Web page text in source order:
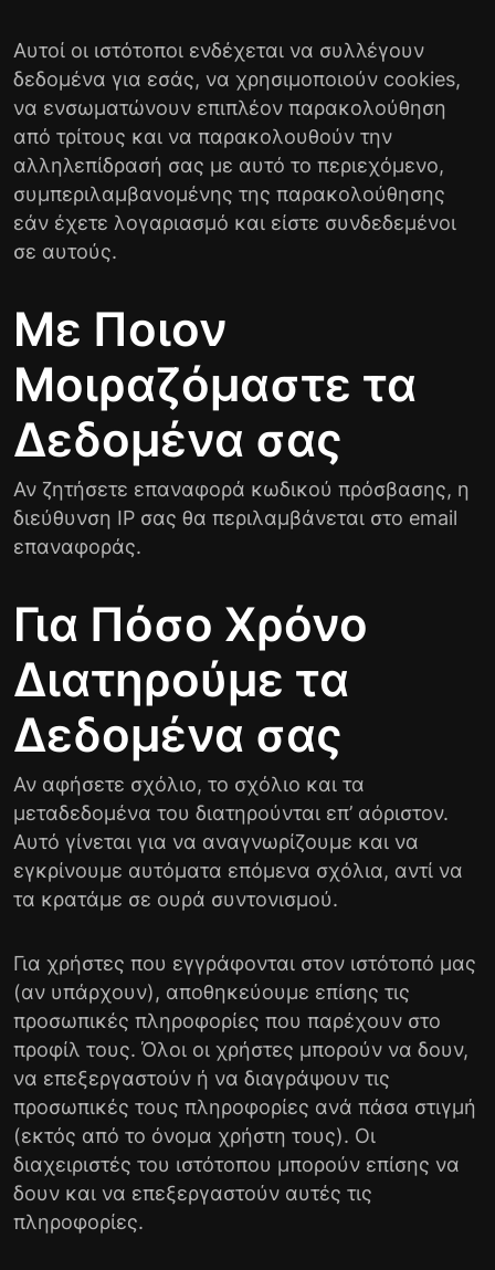
Αυτοί οι ιστότοποι ενδέχεται να συλλέγουν
δεδομένα για εσάς, να χρησιμοποιούν cookies,
να ενσωματώνουν επιπλέον παρακολούθηση
από τρίτους και να παρακολουθούν την
αλληλεπίδρασή σας με αυτό το περιεχόμενο,
συμπεριλαμβανομένης της παρακολούθησης
εάν έχετε λογαριασμό και είστε συνδεδεμένοι
σε αυτούς.
Με Ποιον
Μοιραζόμαστε τα
Δεδομένα σας
Αν ζητήσετε επαναφορά κωδικού πρόσβασης, η
διεύθυνση IP σας θα περιλαμβάνεται στο email
επαναφοράς.
Για Πόσο Χρόνο
Διατηρούμε τα
Δεδομένα σας
Αν αφήσετε σχόλιο, το σχόλιο και τα
μεταδεδομένα του διατηρούνται επ’ αόριστον.
Αυτό γίνεται για να αναγνωρίζουμε και να
εγκρίνουμε αυτόματα επόμενα σχόλια, αντί να
τα κρατάμε σε ουρά συντονισμού.
Για χρήστες που εγγράφονται στον ιστότοπό μας
(αν υπάρχουν), αποθηκεύουμε επίσης τις
προσωπικές πληροφορίες που παρέχουν στο
προφίλ τους. Όλοι οι χρήστες μπορούν να δουν,
να επεξεργαστούν ή να διαγράψουν τις
προσωπικές τους πληροφορίες ανά πάσα στιγμή
(εκτός από το όνομα χρήστη τους). Οι
διαχειριστές του ιστότοπου μπορούν επίσης να
δουν και να επεξεργαστούν αυτές τις
πληροφορίες.